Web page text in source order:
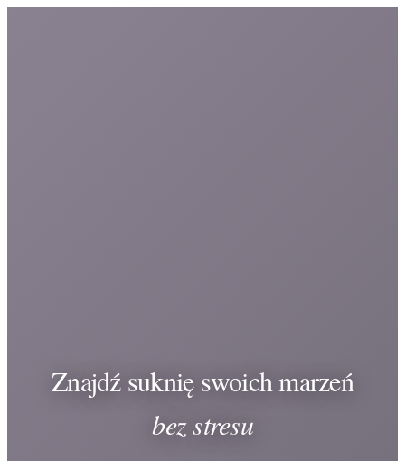
Znajdź suknię swoich marzeń
bez stresu